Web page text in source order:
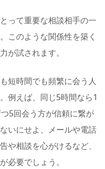
って重要な相談相手の一
このような関係性を築く
が試されます。
短時間でも頻繁に会う人
例えば、同じ5時間なら1
5回会う方が信頼に繋が
いにせよ、メールや電話
や相談を心がけるなど、
必要でしょう。